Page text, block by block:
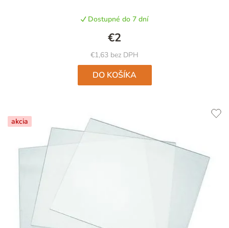
Dostupné do 7 dní
€1,63 bez DPH
€2
DO KOŠÍKA
akcia